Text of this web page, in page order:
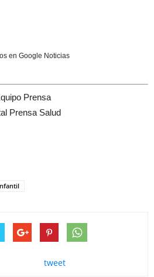
en Google Noticias
Prensa
Prensa Salud
tweet